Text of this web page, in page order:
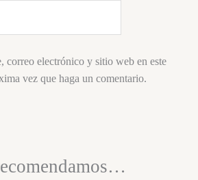
correo electrónico y sitio web en este
vez que haga un comentario.